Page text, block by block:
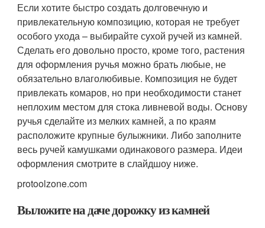
Если хотите быстро создать долговечную и
привлекательную композицию, которая не требует
особого ухода – выбирайте сухой ручей из камней.
Сделать его довольно просто, кроме того, растения
для оформления ручья можно брать любые, не
обязательно влаголюбивые. Композиция не будет
привлекать комаров, но при необходимости станет
неплохим местом для стока ливневой воды. Основу
ручья сделайте из мелких камней, а по краям
расположите крупные булыжники. Либо заполните
весь ручей камушками одинакового размера. Идеи
оформления смотрите в слайдшоу ниже.
protoolzone.com
Выложите на даче дорожку из камней